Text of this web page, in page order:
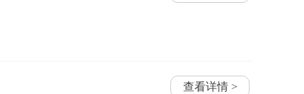
查看详情 >